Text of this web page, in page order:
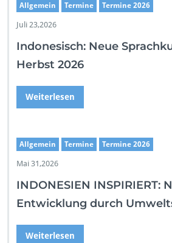
Allgemein Termine Termine 2026
Juli 23,2026
Indonesisch: Neue
Herbst 2026
Weiterlesen
Allgemein Termine Termine 2026
Mai 31,2026
INDONESIEN INSPIRIERT:
Entwicklung durch
Weiterlesen